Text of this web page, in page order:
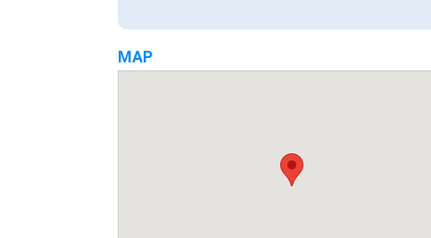
MAP